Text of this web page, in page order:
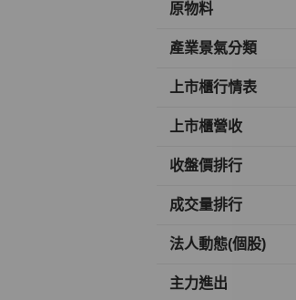
原物料
產業景氣分類
上市櫃行情表
上市櫃營收
收盤價排行
成交量排行
法人動態(個股)
主力進出